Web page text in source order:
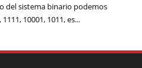
del sistema binario podemos
10001, 1011, es...